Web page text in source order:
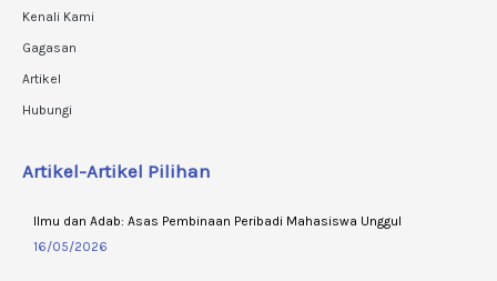
Kenali Kami
Gagasan
Artikel
Hubungi
Artikel-Artikel Pilihan
Ilmu dan Adab: Asas Pembinaan Peribadi Mahasiswa Unggul
16/05/2026